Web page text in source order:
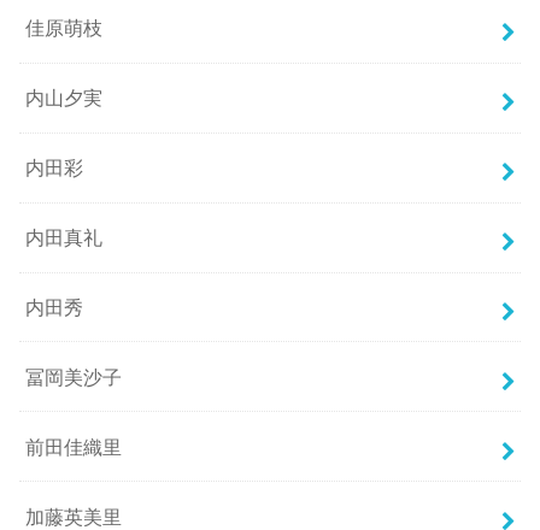
佳原萌枝
内山夕実
内田彩
内田真礼
内田秀
冨岡美沙子
前田佳織里
加藤英美里